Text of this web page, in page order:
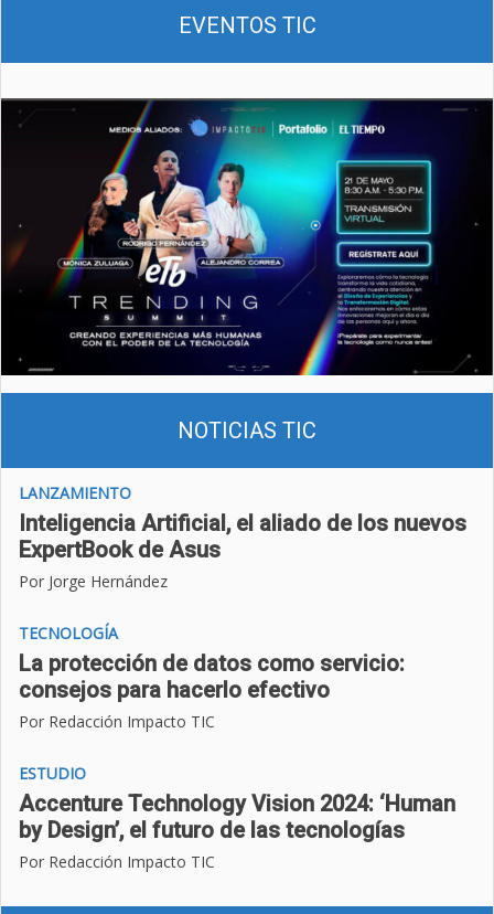
EVENTOS TIC
NOTICIAS TIC
LANZAMIENTO
Inteligencia Artificial, el aliado de los nuevos
ExpertBook de Asus
Por Jorge Hernández
TECNOLOGÍA
La protección de datos como servicio:
consejos para hacerlo efectivo
Por Redacción Impacto TIC
ESTUDIO
Accenture Technology Vision 2024: ‘Human
by Design’, el futuro de las tecnologías
Por Redacción Impacto TIC